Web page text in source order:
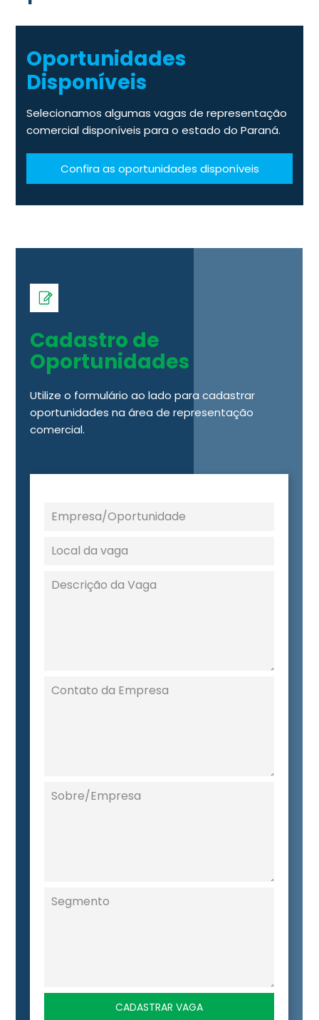
Oportunidades
Disponíveis
Selecionamos algumas vagas de representação
comercial disponíveis para o estado do Paraná.
Confira as oportunidades disponíveis
Cadastro de
Oportunidades
Utilize o formulário ao lado para cadastrar
oportunidades na área de representação
comercial.
CADASTRAR VAGA